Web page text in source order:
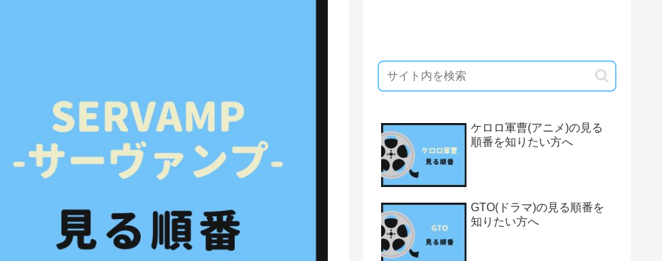
ケロロ軍曹(アニメ)の見る
順番を知りたい方へ
GTO(ドラマ)の見る順番を
知りたい方へ